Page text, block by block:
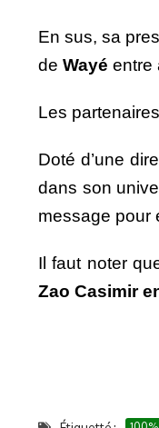
En sus, sa
de Wayé entre
Les
Doté d’une
dans son
message pour
Il faut noter
Zao Casimir